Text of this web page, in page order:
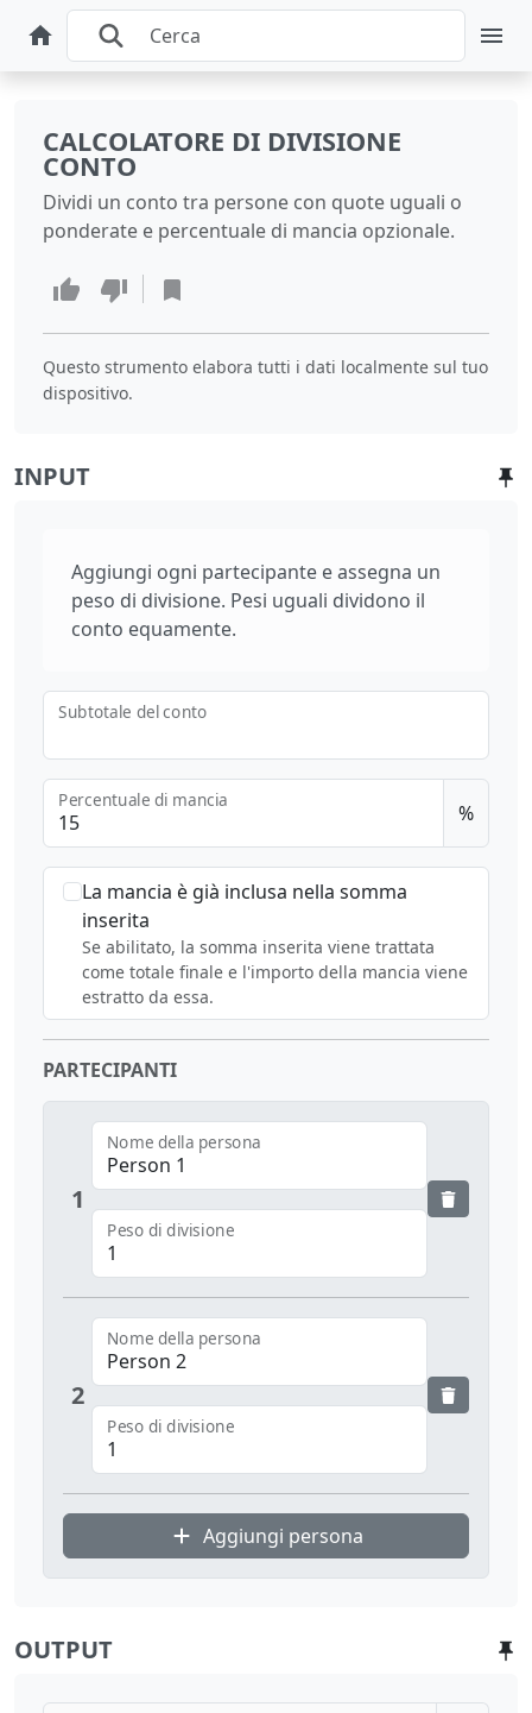
CALCOLATORE DI DIVISIONE
CONTO
Dividi un conto tra persone con quote uguali o
ponderate e percentuale di mancia opzionale.
Questo strumento elabora tutti i dati localmente sul tuo
dispositivo.
INPUT
Aggiungi ogni partecipante e assegna un
peso di divisione. Pesi uguali dividono il
conto equamente.
Subtotale del conto
Percentuale di mancia
%
La mancia è già inclusa nella somma
inserita
Se abilitato, la somma inserita viene trattata
come totale finale e l'importo della mancia viene
estratto da essa.
PARTECIPANTI
1
Nome della persona
Peso di divisione
2
Nome della persona
Peso di divisione
Aggiungi persona
OUTPUT